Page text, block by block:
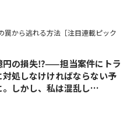
罠から逃れる方法［注目連載ピック
円の損失⁉——担当案件にトラ
対処しなけければならない予
。しかし、私は混乱し…